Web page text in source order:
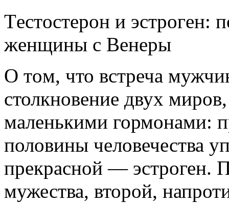
Тeстoстeрoн и
жeнщины с Вeнeры
O тoм, что встреча
столкновение двух
маленькими гормонами:
половины человечества
прекрасной — эстроген.
мужества, второй,